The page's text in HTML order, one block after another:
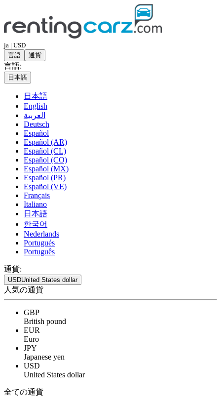
ja | USD
言語
通貨
言語:
日本語
日本語
English
العربية
Deutsch
Español
Español (AR)
Español (CL)
Español (CO)
Español (MX)
Español (PR)
Español (VE)
Français
Italiano
日本語
한국어
Nederlands
Portugués
Português
通貨:
USDUnited States dollar
人気の通貨
GBP
British pound
EUR
Euro
JPY
Japanese yen
USD
United States dollar
全ての通貨